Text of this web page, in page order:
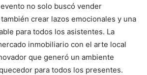
no solo buscó vender
crear lazos emocionales y una
para todos los asistentes. La
inmobiliario con el arte local
que generó un ambiente
para todos los presentes.